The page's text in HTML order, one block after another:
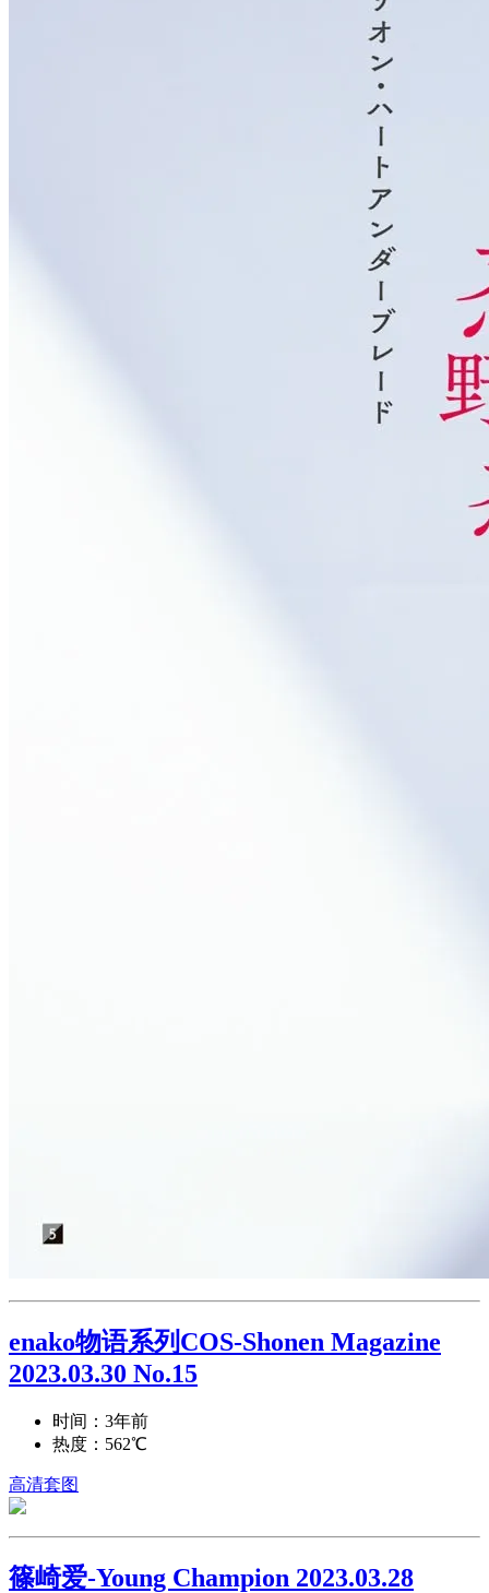
enako物语系列COS-Shonen Magazine
2023.03.30 No.15
时间：3年前
热度：562℃
高清套图
篠崎爱-Young Champion 2023.03.28